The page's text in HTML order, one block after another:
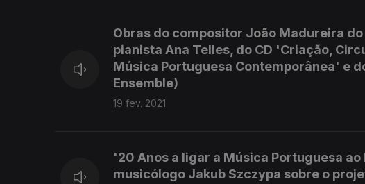
Obras do compositor João Madureira
pianista Ana Telles, do CD 'Criação,
Música Portuguesa Contemporânea' e
Ensemble)
19 fev. 2021
'20 Anos a ligar a Música Portuguesa
musicólogo Jakub Szczypa sobre o